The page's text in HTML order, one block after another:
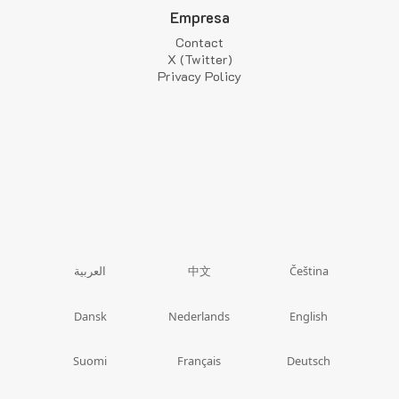
Empresa
Contact
X (Twitter)
Privacy Policy
العربية 中文 Čeština
Dansk Nederlands English
Suomi Français Deutsch